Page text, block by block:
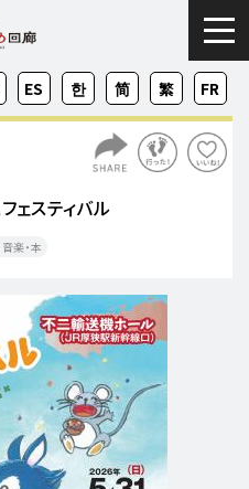
ZH-
CN
ZH-
TW
FR
KO
ES
ェスティバル
楽・本